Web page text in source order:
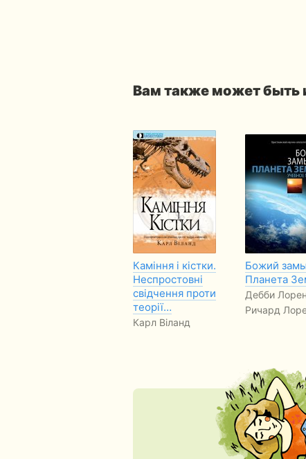
Вам также может быть
Каміння і кістки.
Неспростовні
свідчення проти
теорії…
Карл Віланд
Божий
Планета
Дебби
Ричард